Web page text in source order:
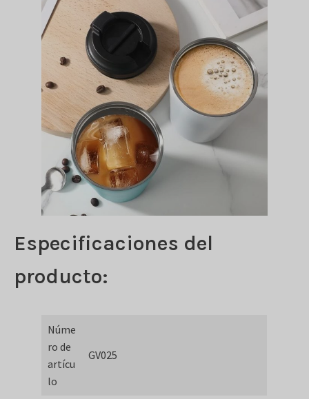
Especificaciones del
producto:
Núme
ro de
artícu
lo
GV025